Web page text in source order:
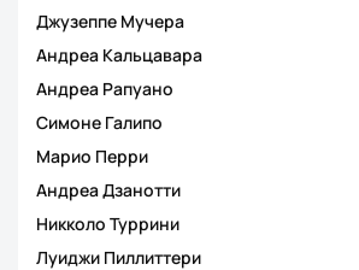
Джузеппе Мучерa
Андреа Кальцавара
Андреа Рапуано
Симоне Галипо
Марио Перри
Андреа Дзанотти
Никколо Туррини
Луиджи Пиллиттери